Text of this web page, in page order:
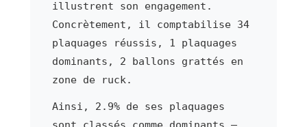
illustrent son engagement.
Concrètement, il comptabilise 34
plaquages réussis, 1 plaquages
dominants, 2 ballons grattés en
zone de ruck.
Ainsi, 2.9% de ses plaquages